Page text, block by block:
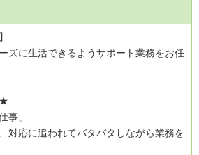
ズに生活できるようサポート業務をお任
★
事」
対応に追われてバタバタしながら業務を